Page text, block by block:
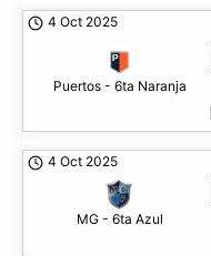
4 Oct 2025
Puertos - 6ta Naranja
4 Oct 2025
MG - 6ta Azul